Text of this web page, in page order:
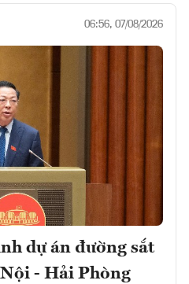
06:56, 07/08/2026
dự án đường sắt
- Hải Phòng